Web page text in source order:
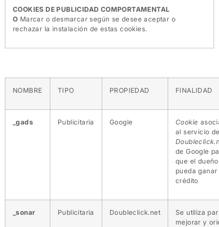
COOKIES DE PUBLICIDAD COMPORTAMENTAL
O Marcar o desmarcar según se desee aceptar o
rechazar la instalación de estas cookies.
NOMBRE TIPO PROPIEDAD FINALIDAD
_gads Publicitaria Google Cookie
al servicio
de Google
que el dueño
pueda ganar
crédito
_sonar Publicitaria Doubleclick.net
Se utiliza
mejorar y